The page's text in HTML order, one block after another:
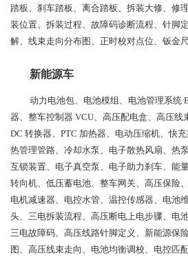
踏板、刹车踏板、离合踏板、拆装大修、修
装位置、拆装过程、故障码诊断流程、针脚
解、线束走向分布图、正时校对点位、钣金
新能源车
动力电池包、电池模组、电池管理系统
器、整车控制器 VCU、高压配电盒、高压线
DC 转换器、PTC 加热器、电动压缩机、快
热管理管路、冷却水泵、电子散热风扇、热
互锁装置、电子真空泵、电子助力刹车、能
转向机、低压蓄电池、整车网关、高压保险
电机减速器、电控水管、温控传感器、电池
头、三电拆装流程、高压断电上电步骤、电
三电故障码、高压线路针脚定义、新能源保
图、高压线束走向、电池均衡调校、电控匹